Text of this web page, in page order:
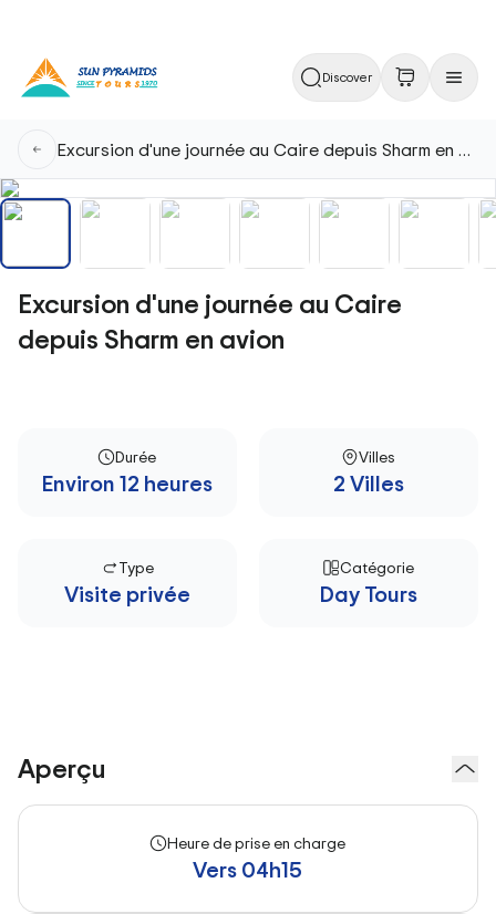
Discover
Excursion d'une journée au Caire depuis Sharm en avion
Excursion d'une journée au Caire
depuis Sharm en avion
Durée
Environ 12 heures
Villes
2 Villes
Type
Visite privée
Catégorie
Day Tours
Aperçu
Heure de prise en charge
Vers 04h15